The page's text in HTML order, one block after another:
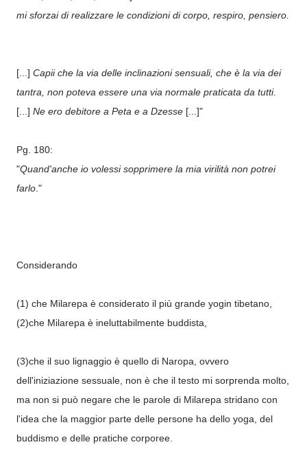
mi sforzai di realizzare le condizioni di corpo, respiro, pensiero.
[...] Capii che la via delle inclinazioni sensuali, che è la via dei
tantra, non poteva essere una via normale praticata da tutti.
[...] Ne ero debitore a Peta e a Dzesse [...]"
Pg. 180:
"Quand'anche io volessi sopprimere la mia virilità non potrei
farlo ."
Considerando
(1) che Milarepa è considerato il più grande yogin tibetano,
(2)che Milarepa è ineluttabilmente buddista,
(3)che il suo lignaggio è quello di Naropa, ovvero
dell'iniziazione sessuale, non è che il testo mi sorprenda molto,
ma non si può negare che le parole di Milarepa stridano con
l'idea che la maggior parte delle persone ha dello yoga, del
buddismo e delle pratiche corporee.